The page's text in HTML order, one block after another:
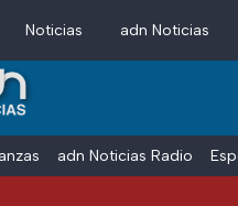
Noticias adn Noticias
adn Noticias Radio